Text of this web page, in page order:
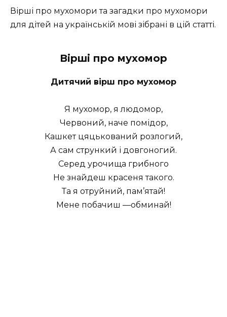
Вірші про мухомори та загадки про мухомори
для дітей на українській мові зібрані в цій статті.
Вірші про мухомор
Дитячий вірш про мухомор
Я мухомор, я людомор,
Червоний, наче помідор,
Кашкет цяцькований розлогий,
А сам стрункий і довгоногий.
Серед урочища грибного
Не знайдеш красеня такого.
Та я отруйний, пам’ятай!
Мене побачиш ––обминай!